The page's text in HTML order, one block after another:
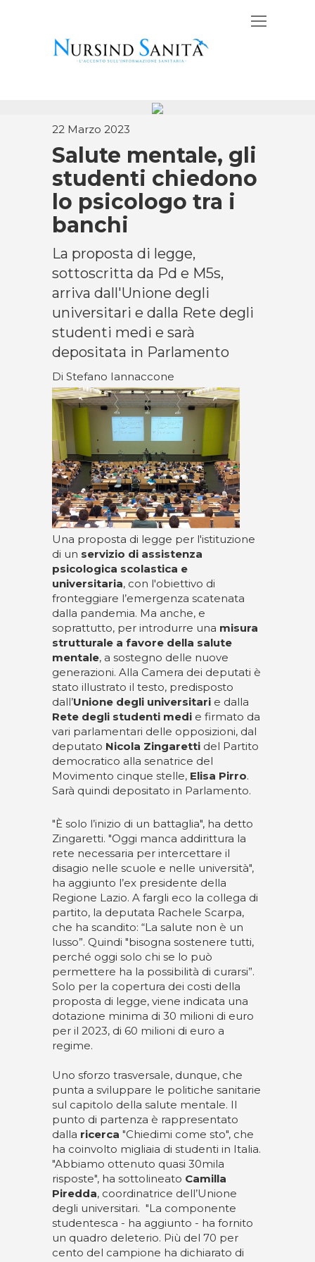
22 Marzo 2023
Salute mentale, gli
studenti chiedono
lo psicologo tra i
banchi
La proposta di legge,
sottoscritta da Pd e M5s,
arriva dall'Unione degli
universitari e dalla Rete degli
studenti medi e sarà
depositata in Parlamento
Di Stefano Iannaccone
Una proposta di legge per l'istituzione
di un servizio di assistenza
psicologica scolastica e
universitaria, con l'obiettivo di
fronteggiare l’emergenza scatenata
dalla pandemia. Ma anche, e
soprattutto, per introdurre una misura
strutturale a favore della salute
mentale, a sostegno delle nuove
generazioni. Alla Camera dei deputati è
stato illustrato il testo, predisposto
dall’Unione degli universitari e dalla
Rete degli studenti medi e firmato da
vari parlamentari delle opposizioni, dal
deputato Nicola Zingaretti del Partito
democratico alla senatrice del
Movimento cinque stelle, Elisa Pirro.
Sarà quindi depositato in Parlamento.
"È solo l’inizio di un battaglia", ha detto
Zingaretti. "Oggi manca addirittura la
rete necessaria per intercettare il
disagio nelle scuole e nelle università",
ha aggiunto l’ex presidente della
Regione Lazio. A fargli eco la collega di
partito, la deputata Rachele Scarpa,
che ha scandito: “La salute non è un
lusso”. Quindi "bisogna sostenere tutti,
perché oggi solo chi se lo può
permettere ha la possibilità di curarsi”.
Solo per la copertura dei costi della
proposta di legge, viene indicata una
dotazione minima di 30 milioni di euro
per il 2023, di 60 milioni di euro a
regime.
Uno sforzo trasversale, dunque, che
punta a sviluppare le politiche sanitarie
sul capitolo della salute mentale. Il
punto di partenza è rappresentato
dalla ricerca "Chiedimi come sto", che
ha coinvolto migliaia di studenti in Italia.
"Abbiamo ottenuto quasi 30mila
risposte", ha sottolineato Camilla
Piredda, coordinatrice dell’Unione
degli universitari. "La componente
studentesca - ha aggiunto - ha fornito
un quadro deleterio. Più del 70 per
cento del campione ha dichiarato di